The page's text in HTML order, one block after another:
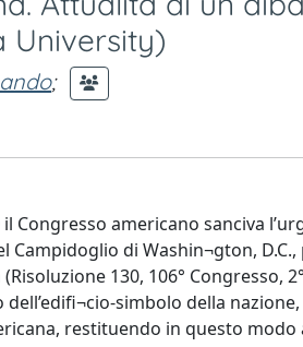
University)
;
Congresso americano sanciva
Campidoglio di Washin¬gton,
130, 106° Congresso,
simbolo della
restituendo in questo